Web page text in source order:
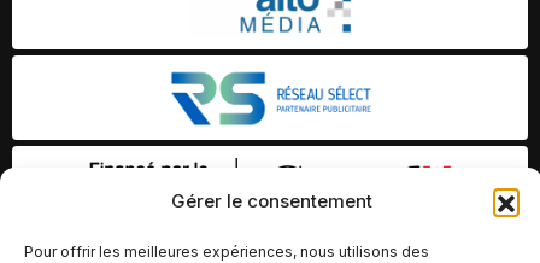
Gérer le consentement
Pour offrir les meilleures expériences, nous utilisons des